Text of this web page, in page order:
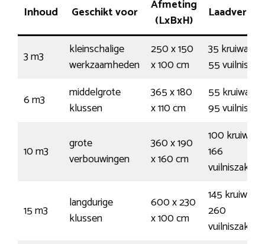
Inhoud Geschikt voor
Afmeting
(LxBxH)
3 m3
kleinschalige
werkzaamheden
250 x 150
x 100 cm
35
55
6 m3
middelgrote
klussen
365 x 180
x 110 cm
55
95
10 m3
grote
verbouwingen
360 x 190
x 160 cm
100
166
vuilniszakken
15 m3
langdurige
klussen
600 x 230
x 100 cm
145
260
vuilniszakken